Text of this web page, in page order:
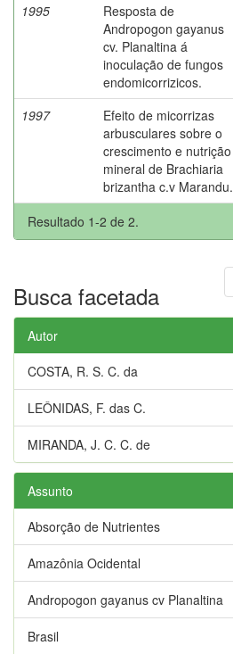
1995
Resposta de
Andropogon gayanus
cv. Planaltina á
inoculação de fungos
endomicorrizicos.
1997
Efeito de micorrizas
arbusculares sobre o
crescimento e nutrição
mineral de Brachiaria
brizantha c.v Marandu.
Resultado 1-2 de 2.
Busca facetada
Autor
COSTA, R. S. C. da
LEÔNIDAS, F. das C.
MIRANDA, J. C. C. de
Assunto
Absorção de Nutrientes
Amazônia Ocidental
Andropogon gayanus cv Planaltina
Brasil